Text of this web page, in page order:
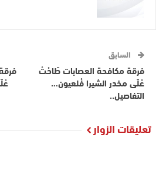
السابق
فرقة مكافحة العصابات طَاحْتْ
عْلَى مخدر الشيرا فْلعيون…
التفاصيل..
تعليقات الزوار